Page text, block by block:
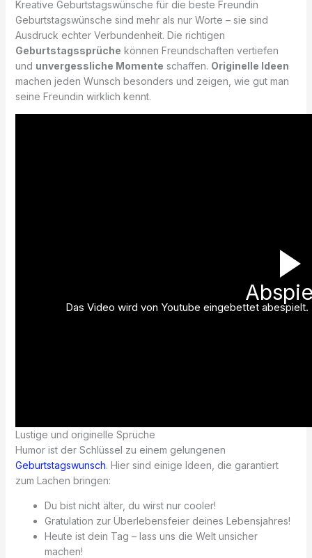
Kreative Geburtstagswünsche für die beste Freundin
Geburtstagswünsche sind mehr als nur Worte – sie sind
Ausdruck echter Verbundenheit. Die richtigen
Geburtstagssprüche können Freundschaften vertiefen
und unvergessliche Momente schaffen. Originelle Ideen
machen jeden Wunsch besonders und zeigen, wie gut man
seine Freundin wirklich kennt.
Das Video wird von Youtube eingebettet
Lustige und originelle Sprüche
Humor ist der Schlüssel zu einem gelungenen
Geburtstagswunsch. Hier sind einige Ideen, die garantiert
zum Lachen bringen:
Du bist nicht älter, du wirst nur cooler!
Gratulation zur Überlebensfeier deines Lebensjahres!
Heute ist dein Tag – lass uns die Welt unsicher
machen!